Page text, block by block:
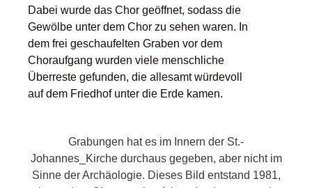
Dabei wurde das Chor geöffnet, sodass die
Gewölbe unter dem Chor zu sehen waren. In
dem frei geschaufelten Graben vor dem
Choraufgang wurden viele menschliche
Überreste gefunden, die allesamt würdevoll
auf dem Friedhof unter die Erde kamen.
Grabungen hat es im Innern der St.-
Johannes_Kirche durchaus gegeben, aber nicht im
Sinne der Archäologie. Dieses Bild entstand 1981,